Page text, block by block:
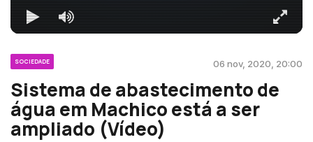
SOCIEDADE 06 nov, 2020, 20:00
Sistema de abastecimento de
água em Machico está a ser
ampliado (Vídeo)